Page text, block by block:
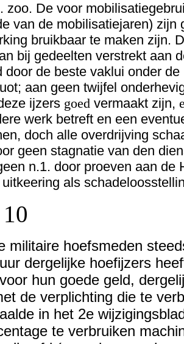
zoo. De voor
van de mobilisatiejaren)
bruikbaar te maken zijn.
bij gedeelten verstrekt aan
door de beste vaklui onder
aan geen twijfel
ijzers goed vermaakt zijn,
werk betreft en een
doch alle overdrijving
geen stagnatie van den
n.1. door proeven aan
als
militaire hoefsmeden
dergelijke hoefijzers
hun goede geld,
de verplichting die te
in het 2e
te verbruiken